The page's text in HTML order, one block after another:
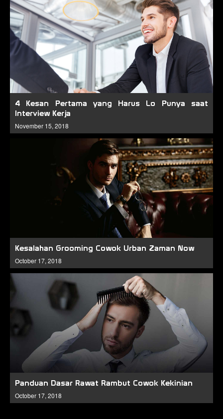
4 Kesan Pertama yang Harus Lo Punya saat
Interview Kerja
November 15, 2018
Kesalahan Grooming Cowok Urban Zaman Now
October 17, 2018
Panduan Dasar Rawat Rambut Cowok Kekinian
October 17, 2018